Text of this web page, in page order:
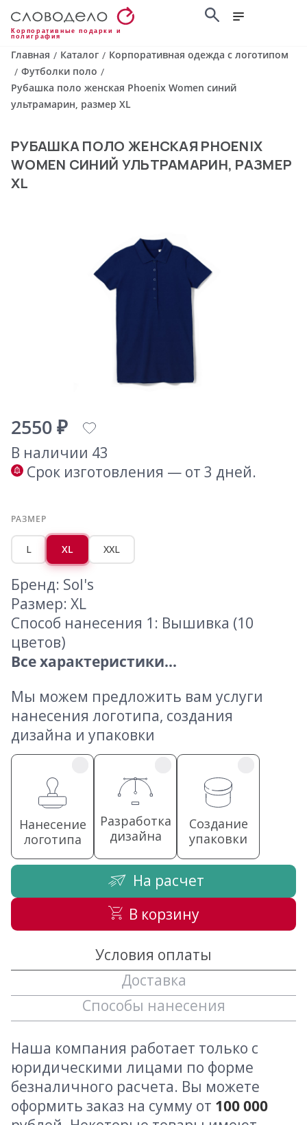
Корпоративные подарки и
полиграфия
Главная / Каталог / Корпоративная одежда с логотипом
/ Футболки поло /
Рубашка поло женская Phoenix Women синий
ультрамарин, размер XL
РУБАШКА ПОЛО ЖЕНСКАЯ PHOENIX
WOMEN СИНИЙ УЛЬТРАМАРИН, РАЗМЕР
XL
2550 ₽
В наличии 43
Срок изготовления — от 3 дней.
РАЗМЕР
L XL XXL
Бренд: Sol's
Размер: XL
Способ нанесения 1: Вышивка (10
цветов)
Все характеристики...
Мы можем предложить вам услуги
нанесения логотипа, создания
дизайна и упаковки
Нанесение
логотипа
Разработка
дизайна
Создание
упаковки
На расчет
В корзину
Условия оплаты
Доставка
Способы нанесения
Наша компания работает только с
юридическими лицами по форме
безналичного расчета. Вы можете
оформить заказ на сумму от 100 000